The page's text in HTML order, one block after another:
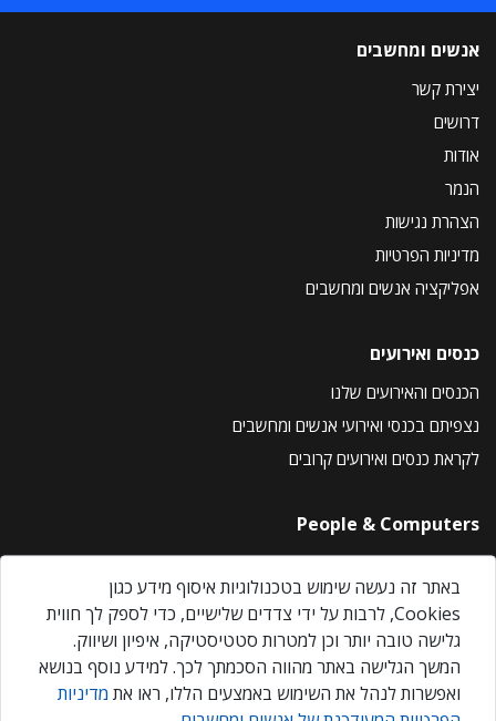
אנשים ומחשבים
יצירת קשר
דרושים
אודות
הנמר
הצהרת נגישות
מדיניות הפרטיות
אפליקציה אנשים ומחשבים
כנסים ואירועים
הכנסים והאירועים שלנו
נצפיתם בכנסי ואירועי אנשים ומחשבים
לקראת כנסים ואירועים קרובים
People & Computers
About Us
Privacy Policy
Contact Us
Our Events
באתר זה נעשה שימוש בטכנולוגיות איסוף מידע כגון
Cookies, לרבות על ידי צדדים שלישיים, כדי לספק לך חווית
גלישה טובה יותר וכן למטרות סטטיסטיקה, איפיון ושיווק.
המשך הגלישה באתר מהווה הסכמתך לכך. למידע נוסף בנושא
ואפשרות לנהל את השימוש באמצעים הללו, ראו את מדיניות